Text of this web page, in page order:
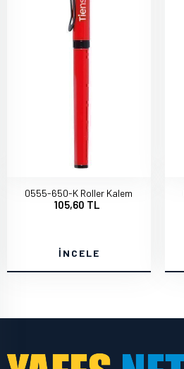
0555-650-K Roller Kalem
105,60 TL
İNCELE